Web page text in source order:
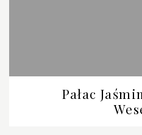
Pałac